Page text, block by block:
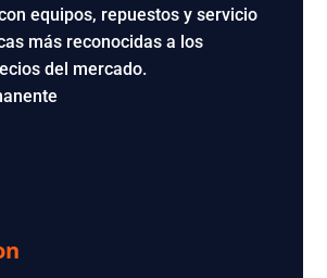
equipos, repuestos y servicio
más reconocidas a los
del mercado.